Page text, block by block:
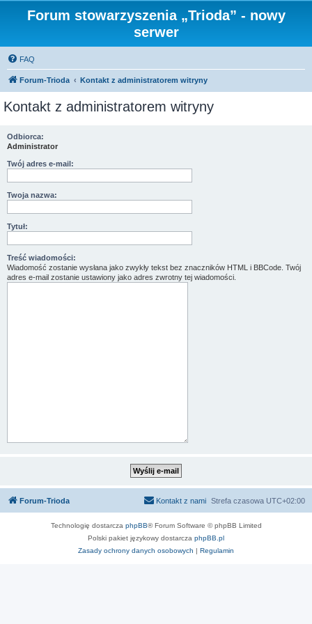
Forum stowarzyszenia „Trioda” - nowy
serwer
FAQ
Forum-Trioda Kontakt z administratorem witryny
Kontakt z administratorem witryny
Odbiorca:
Administrator
Twój adres e-mail:
Twoja nazwa:
Tytuł:
Treść wiadomości:
Wiadomość zostanie wysłana jako zwykły tekst bez znaczników HTML i BBCode. Twój
adres e-mail zostanie ustawiony jako adres zwrotny tej wiadomości.
Forum-Trioda Strefa czasowa UTC+02:00
Kontakt z nami
Technologię dostarcza phpBB® Forum Software © phpBB Limited
Polski pakiet językowy dostarcza phpBB.pl
Zasady ochrony danych osobowych | Regulamin